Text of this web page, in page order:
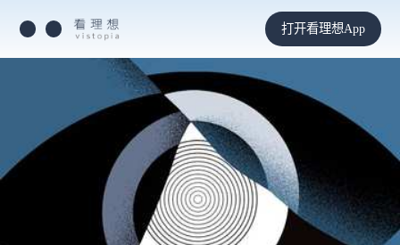
打开看理想App